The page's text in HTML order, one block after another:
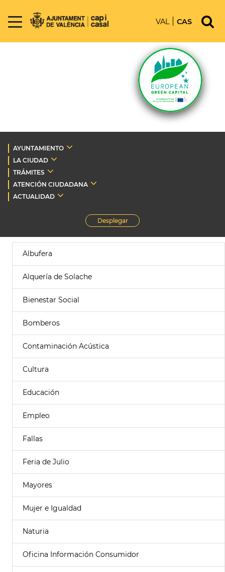
VAL CAS
AYUNTAMIENTO
LA CIUDAD
TRÁMITES
ATENCIÓN CIUDADANA
ACTUALIDAD
Desplegar
Albufera
Alquería de Solache
Bienestar Social
Bomberos
Contaminación Acústica
Cultura
Educación
Empleo
Fallas
Feria de Julio
Mayores
Mujer e Igualdad
Naturia
Oficina Información Consumidor